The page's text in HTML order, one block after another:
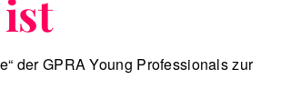
der GPRA Young Professionals zur